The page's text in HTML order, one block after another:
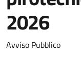
2026
Dettagli
Avviso Pubblico